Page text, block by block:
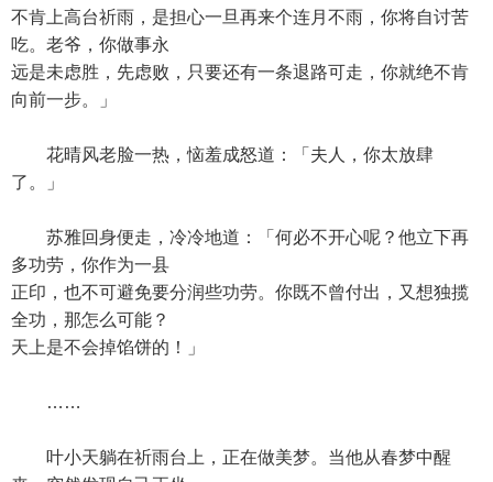
不肯上高台祈雨，是担心一旦再来个连月不雨，你将自讨苦
吃。老爷，你做事永
远是未虑胜，先虑败，只要还有一条退路可走，你就绝不肯
向前一步。」
花晴风老脸一热，恼羞成怒道：「夫人，你太放肆
了。」
苏雅回身便走，冷冷地道：「何必不开心呢？他立下再
多功劳，你作为一县
正印，也不可避免要分润些功劳。你既不曾付出，又想独揽
全功，那怎么可能？
天上是不会掉馅饼的！」
……
叶小天躺在祈雨台上，正在做美梦。当他从春梦中醒